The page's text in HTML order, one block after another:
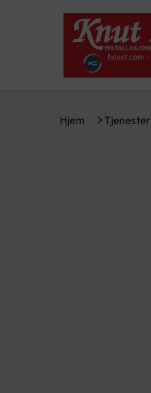
Hjem Tjenester